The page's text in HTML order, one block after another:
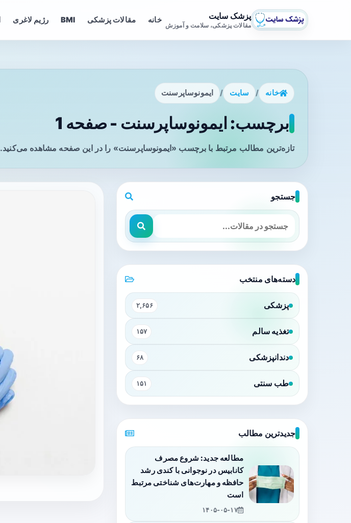
پزشک سایت
مقالات پزشکی، سلامت و آموزش
خانه مقالات پزشکی BMI رژیم لاغری
خانه / سایت / ایمونوساپرسنت
برچسب: ایمونوساپرسنت - صفحه 1
تازه‌ترین مطالب مرتبط با برچسب «ایمونوساپرسنت» را در این صفحه مشاهده می‌کنید.
جستجو
دسته‌های منتخب
پزشکی ۲,۶۵۶
تغذیه سالم ۱۵۷
دندانپزشکی ۶۸
طب سنتی ۱۵۱
جدیدترین مطالب
مطالعه جدید: شروع مصرف
کانابیس در نوجوانی با کندی رشد
حافظه و مهارت‌های شناختی مرتبط
است
۱۴۰۵-۰۵-۱۷